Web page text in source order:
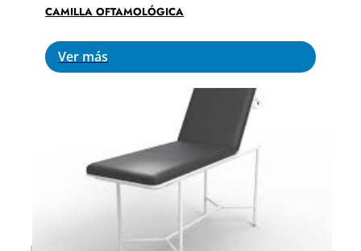
CAMILLA OFTAMOLÓGICA
Ver más